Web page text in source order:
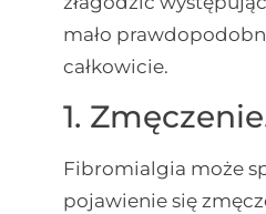
mało
całkowicie.
1.
Fibromialgia może
pojawienie się